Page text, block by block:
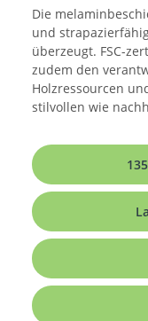
Die
und
überzeugt. FSC-
zudem den
Holzressourcen
stilvollen wie